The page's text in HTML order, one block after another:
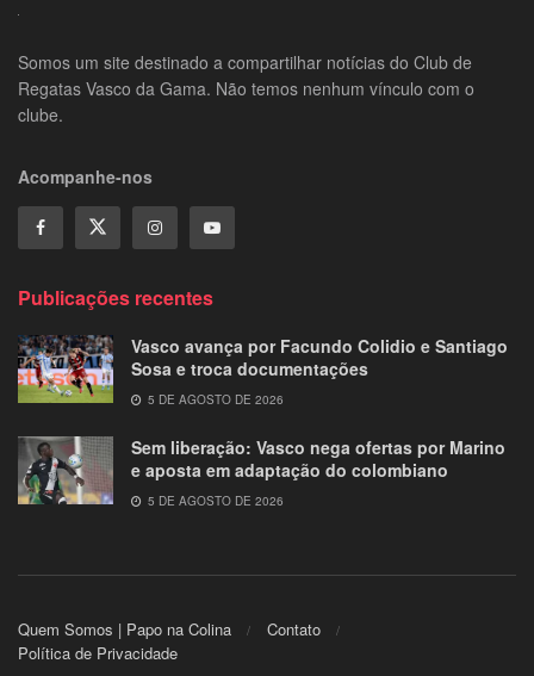
Somos um site destinado a compartilhar notícias do Club de
Regatas Vasco da Gama. Não temos nenhum vínculo com o
clube.
Acompanhe-nos
Publicações recentes
Vasco avança por Facundo Colidio e Santiago
Sosa e troca documentações
5 DE AGOSTO DE 2026
Sem liberação: Vasco nega ofertas por Marino
e aposta em adaptação do colombiano
5 DE AGOSTO DE 2026
Quem Somos | Papo na Colina
Contato
Política de Privacidade